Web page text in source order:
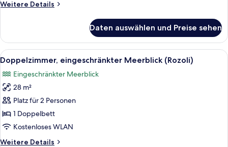
Weitere Details
Weitere
Suite,
Poolblick
Daten auswählen und Preise sehen
Alle
Fotos
für
Doppelzimmer,
eingeschränkter
Meerblick
(Rozoli)
Ein Badezimmer mit einem großen
5
Doppelzimmer, eingeschränkter Meerblick (Rozoli)
Eingeschränkter Meerblick
28 m²
Platz für 2 Personen
1 Doppelbett
Kostenloses WLAN
Weitere Details
Weitere